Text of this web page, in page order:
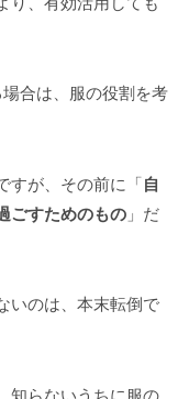
合は、服の役割を考
すが、その前に「自
ごすためのもの 」だ
いのは、本末転倒で
知らないうちに服の